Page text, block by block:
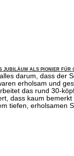
JUBILÄUM ALS PIONIER FÜR
darum, dass der
erholsam und
das rund 30-
dass kaum
tiefen, erholsamen